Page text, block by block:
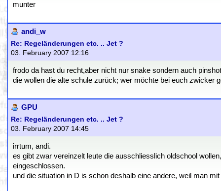
munter
andi_w
Re: Regeländerungen etc. .. Jet ?
03. February 2007 12:16
frodo da hast du recht,aber nicht nur snake sondern auch
die wollen die alte schule zurück; wer möchte bei euch zwicker
GPU
Re: Regeländerungen etc. .. Jet ?
03. February 2007 14:45
irrtum, andi.
es gibt zwar vereinzelt leute die ausschliesslich oldschool
eingeschlossen.
und die situation in D is schon deshalb eine andere, weil man